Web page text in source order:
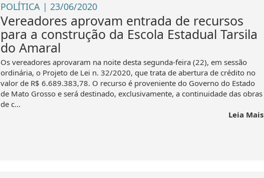
POLÍTICA | 23/06/2020
Vereadores aprovam entrada de recursos
para a construção da Escola Estadual Tarsila
do Amaral
Os vereadores aprovaram na noite desta segunda-feira (22), em sessão
ordinária, o Projeto de Lei n. 32/2020, que trata de abertura de crédito no
valor de R$ 6.689.383,78. O recurso é proveniente do Governo do Estado
de Mato Grosso e será destinado, exclusivamente, a continuidade das obras
de c...
Leia Mais